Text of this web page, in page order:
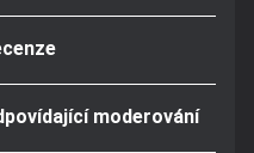
moderování